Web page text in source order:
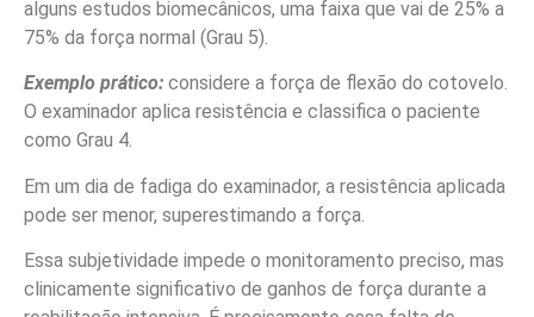
alguns estudos biomecânicos, uma faixa que vai de 25% a
75% da força normal (Grau 5).
Exemplo prático: considere a força de flexão do cotovelo.
O examinador aplica resistência e classifica o paciente
como Grau 4.
Em um dia de fadiga do examinador, a resistência aplicada
pode ser menor, superestimando a força.
Essa subjetividade impede o monitoramento preciso, mas
clinicamente significativo de ganhos de força durante a